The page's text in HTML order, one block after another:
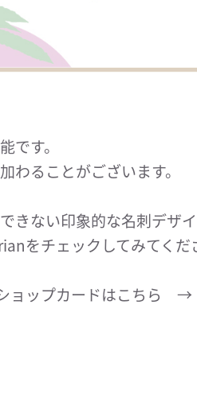
です。
わることがございます。
きない印象的な名刺デザ
をチェックしてみてく
ョップカードはこちら →